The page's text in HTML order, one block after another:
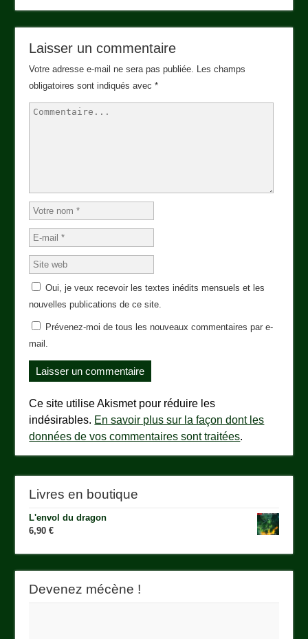
Laisser un commentaire
Votre adresse e-mail ne sera pas publiée. Les champs
obligatoires sont indiqués avec*
Oui, je veux recevoir les textes inédits mensuels et les
nouvelles publications de ce site.
Prévenez-moi de tous les nouveaux commentaires par e-
mail.
Ce site utilise Akismet pour réduire les
indésirables. En savoir plus sur la façon dont les
données de vos commentaires sont traitées.
Livres en boutique
L'envol du dragon
6,90€
Devenez mécène !